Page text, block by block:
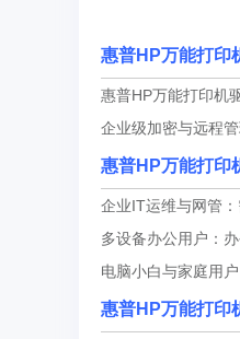
惠普HP万能打印
惠普HP万能打印机
企业级加密与远程
惠普HP万能打印
企业IT运维与网管
多设备办公用户：
电脑小白与家庭用
惠普HP万能打印